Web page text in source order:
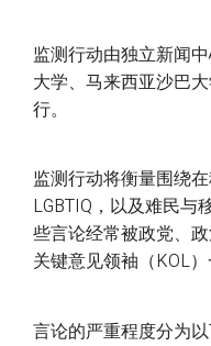
监测行动由独立新闻
大学、马来西亚沙巴
行。
监测行动将衡量围绕
LGBTIQ，以及难民与
些言论经常被政党、
关键意见领袖（KOL）
言论的严重程度分为以